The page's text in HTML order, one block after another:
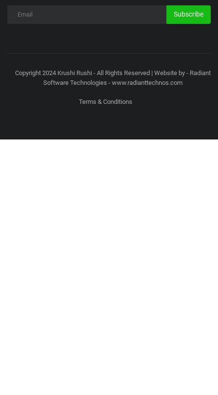
Subscribe
Copyright 2024 Krushi Rushi - All Rights Reserved | Website by - Radiant
Software Technologies - www.radianttechnos.com
Terms & Conditions